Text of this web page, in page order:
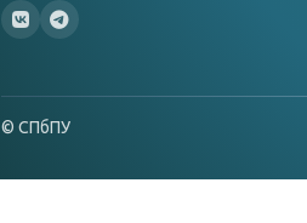
© СПбПУ